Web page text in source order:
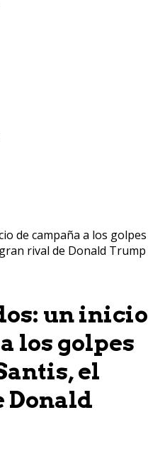
de campaña a los golpes
rival de Donald Trump
un inicio
los golpes
el
Donald